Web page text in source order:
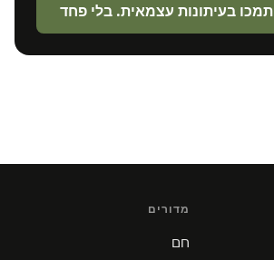
תמכו בעיתונות עצמאית. בלי פחד
מדורים
חם